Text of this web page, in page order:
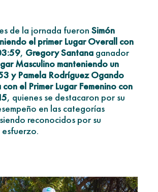
de la jornada fueron Simón
el primer Lugar Overall con
, Gregory Santana ganador
Masculino manteniendo un
y Pamela Rodríguez Ogando
el Primer Lugar Femenino con
, quienes se destacaron por su
en las categorías
reconocidos por su